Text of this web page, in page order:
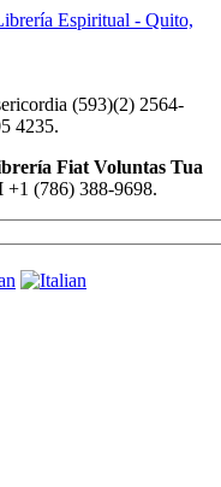
(593)(2) 2564-
4235.
+1 (786) 388-9698.